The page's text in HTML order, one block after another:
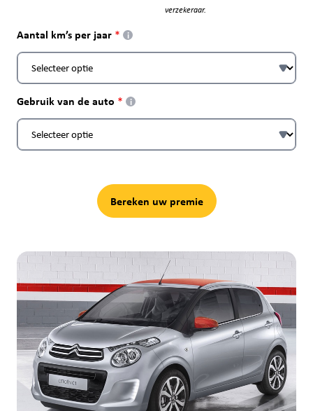
verzekeraar.
Aantal km’s per jaar i
Gebruik van de auto i
Bereken uw premie